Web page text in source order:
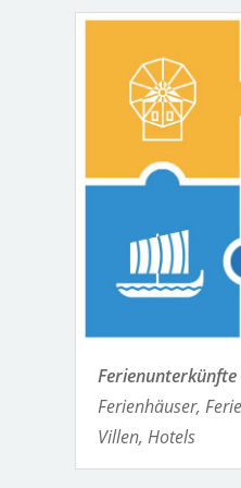
Ferienunterkünfte
Ferienhäuser,
Villen, Hotels